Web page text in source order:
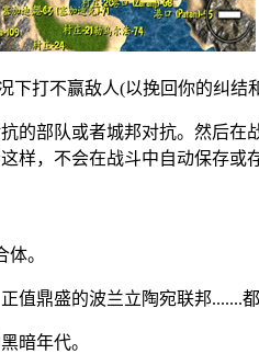
打不赢敌人(以挽回你的纠结
的部队或者城邦对抗。然后
样，不会在战斗中自动保存或
。
鼎盛的波兰立陶宛联邦.......
暗年代。